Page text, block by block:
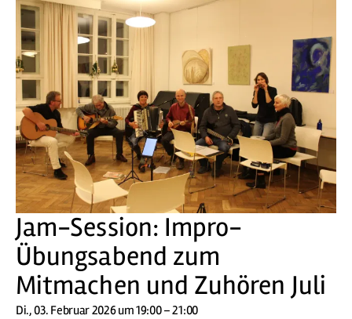
Jam-Session: Impro-
Übungsabend zum
Mitmachen und Zuhören Juli
Di., 03. Februar 2026 um 19:00 – 21:00